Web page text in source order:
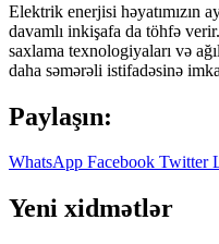
Elektrik enerjisi həyatımızın
davamlı inkişafa da töhfə
saxlama texnologiyaları və
daha səmərəli istifadəsinə
Paylaşın:
WhatsApp Facebook Twitter
Yeni xidmətlər